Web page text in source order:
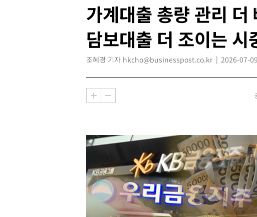
가계대출 총량 관리 더
담보대출 더 조이는 시
조혜경 기자 hkcho@businesspost.co.kr 2026-07-